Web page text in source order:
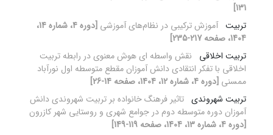
131]
تربیت آموزش ترکیبی در نظام‌های آموزشی
[دوره 4، شماره 14،
1404، صفحه 217-235]
تربیت اخلاقی
نقش واسطه ای هوش معنوی در رابطه تربیت
اخلاقی با تفکر انتقادی دانش آموزان مقطع متوسطه اول نورآباد
ممسنی [دوره 4، شماره 12، 1404، صفحه 14-26]
تربیت شهروندی تاثیر فرهنگ خانواده بر تربیت شهروندی دانش
آموزان دوره متوسطه دوم در جوامع شهری و روستایی شهر کازرون
[دوره 4، شماره 13، 1404، صفحه 119-149]